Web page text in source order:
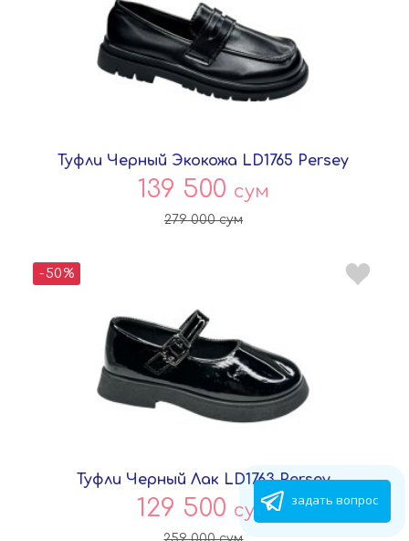
задать вопрос
Туфли Черный Экокожа LD1765 Persey
139 500 сум
279 000сум
-50%
Туфли Черный Лак LD1763 Persey
129 500 сум